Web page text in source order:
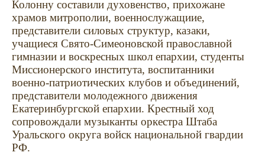
Колонну составили духовенство, прихожане
храмов митрополии, военнослужащиие,
представители силовых структур, казаки,
учащиеся Свято-Симеоновской православной
гимназии и воскресных школ епархии, студенты
Миссионерского института, воспитанники
военно-патриотических клубов и объединений,
представители молодежного движения
Екатеринбургской епархии. Крестный ход
сопровождали музыканты оркестра Штаба
Уральского округа войск национальной гвардии
РФ.